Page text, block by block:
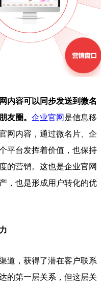
内容可以同步发送到微名
友圈。 企业官网 是信息移
网内容，通过微名片、企
平台发挥着价值，也保持
的营销。这也是企业官网
，也是形成用户转化的优
道，获得了潜在客户联系
的第一层关系，但这层关